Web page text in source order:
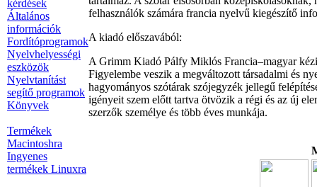
kérdések
Általános
információk
Fordítóprogramok
Nyelvhelyességi
eszközök
Nyelvtanítást
segítő programok
Könyvek
Termékek
Macintoshra
Ingyenes
termékek Linuxra
felhasználók számára francia nyelvű kiegészítő
A kiadó előszavából:
A Grimm Kiadó Pálfy Miklós Francia–magyar
Figyelembe veszik a megváltozott társadalmi és
hagyományos szótárak szójegyzék jellegű
igényeit szem előtt tartva ötvözik a régi és az új
szerzők személye és több éves munkája.